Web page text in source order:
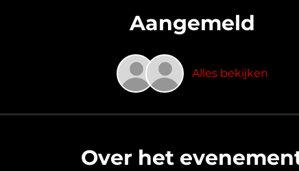
Aangemeld
Alles bekijken
Over het